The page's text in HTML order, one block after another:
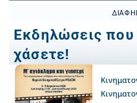
Εκδηλώσεις που
χάσετε!